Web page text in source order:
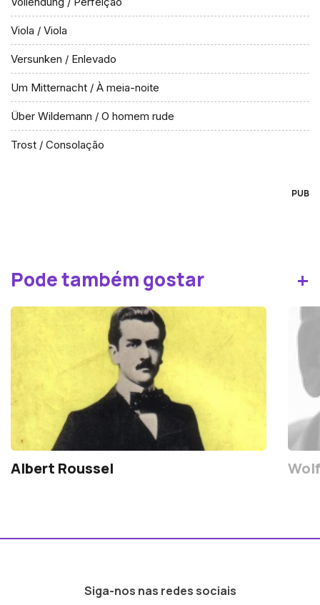
Viola / Viola
Versunken / Enlevado
Um Mitternacht / À meia-noite
Über Wildemann / O homem rude
Trost / Consolação
PUB
Pode também gostar +
Albert Roussel
Siga-nos nas redes sociais